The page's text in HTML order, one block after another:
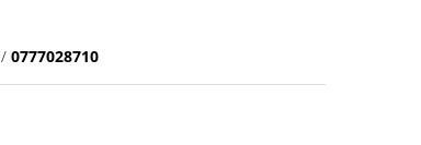
/ 0777028710